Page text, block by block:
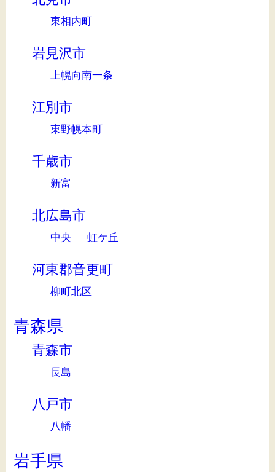
東相内町
岩見沢市
上幌向南一条
江別市
東野幌本町
千歳市
新富
北広島市
中央 虹ケ丘
河東郡音更町
柳町北区
青森県
青森市
長島
八戸市
八幡
岩手県